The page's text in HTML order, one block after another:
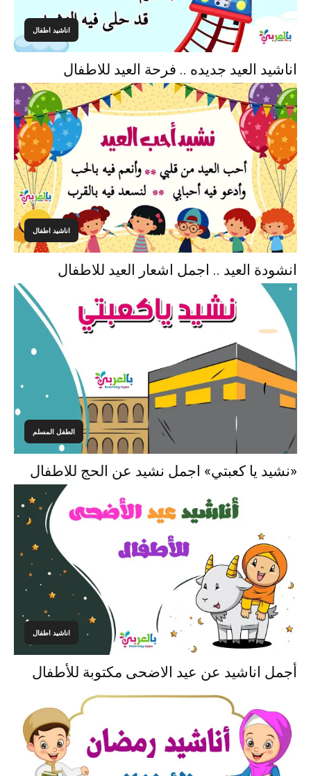
اناشيد اطفال
اناشيد العيد جديده .. فرحة العيد للاطفال
اناشيد اطفال
انشودة العيد .. اجمل اشعار العيد للاطفال
الطفل المسلم
«نشيد يا كعبتي» اجمل نشيد عن الحج للاطفال
اناشيد اطفال
أجمل اناشيد عن عيد الاضحى مكتوبة للأطفال